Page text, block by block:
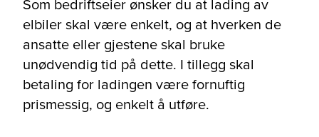
Som bedriftseier ønsker du at lading av
elbiler skal være enkelt, og at hverken de
ansatte eller gjestene skal bruke
unødvendig tid på dette. I tillegg skal
betaling for ladingen være fornuftig
prismessig, og enkelt å utføre.